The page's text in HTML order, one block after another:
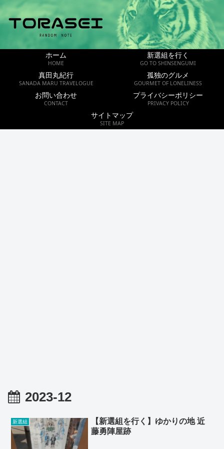
ホーム
HOME
新選組を行く
GO TO SHINSENGUMI
真田丸紀行
SANADA MARU TRAVELOGUE
孤独のグルメ
GOURMET OF LONELINESS
お問い合わせ
CONTACT
プライバシーポリシー
PRIVACY POLICY
サイトマップ
SITE MAP
2023-12
新選組
【新選組を行く】ゆかりの地 近
藤勇陣屋跡